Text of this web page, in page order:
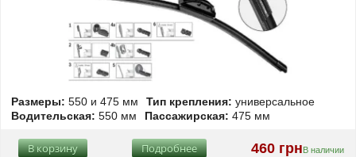
Размеры: 550 и 475 мм Тип крепления: универсальное
Водительская: 550 мм Пассажирская: 475 мм
460 грнВ наличии
Подробнее
В корзину